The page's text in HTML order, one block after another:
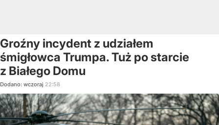
Groźny incydent z udziałem
śmigłowca Trumpa. Tuż po starcie
z Białego Domu
Dodano: wczoraj 22:58